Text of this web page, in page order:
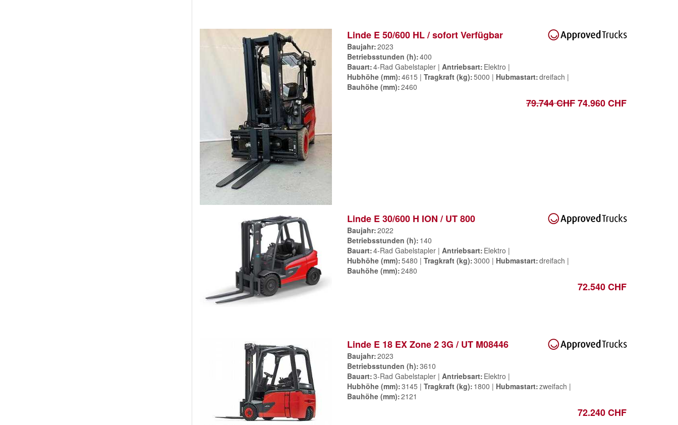
Linde E 50/600 HL / sofort Verfügbar
Baujahr 2023
Betriebsstunden (h) 400
Bauart 4-Rad Gabelstapler Antriebsart Elektro
Hubhöhe (mm) 4615 Tragkraft (kg) 5000 Hubmastart dreifach
Bauhöhe (mm) 2460
79.744 CHF74.960 CHF
Linde E 30/600 H ION / UT 800
Baujahr 2022
Betriebsstunden (h) 140
Bauart 4-Rad Gabelstapler Antriebsart Elektro
Hubhöhe (mm) 5480 Tragkraft (kg) 3000 Hubmastart dreifach
Bauhöhe (mm) 2480
72.540 CHF
Linde E 18 EX Zone 2 3G / UT M08446
Baujahr 2023
Betriebsstunden (h) 3610
Bauart 3-Rad Gabelstapler Antriebsart Elektro
Hubhöhe (mm) 3145 Tragkraft (kg) 1800 Hubmastart zweifach
Bauhöhe (mm) 2121
72.240 CHF